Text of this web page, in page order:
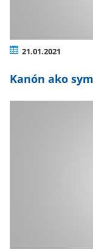
21.01.2021
Kanón ako